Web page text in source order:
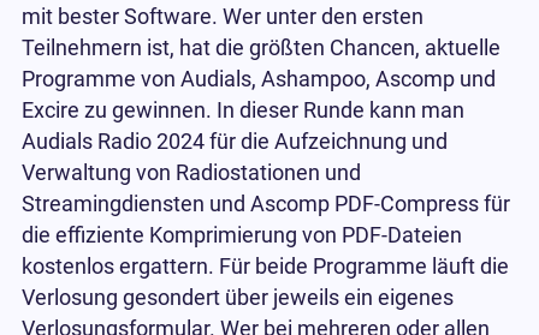
mit bester Software. Wer unter den ersten
Teilnehmern ist, hat die größten Chancen, aktuelle
Programme von Audials, Ashampoo, Ascomp und
Excire zu gewinnen. In dieser Runde kann man
Audials Radio 2024 für die Aufzeichnung und
Verwaltung von Radiostationen und
Streamingdiensten und Ascomp PDF-Compress für
die effiziente Komprimierung von PDF-Dateien
kostenlos ergattern. Für beide Programme läuft die
Verlosung gesondert über jeweils ein eigenes
Verlosungsformular. Wer bei mehreren oder allen